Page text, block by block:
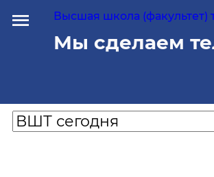
Высшая школа
Мы сделаем